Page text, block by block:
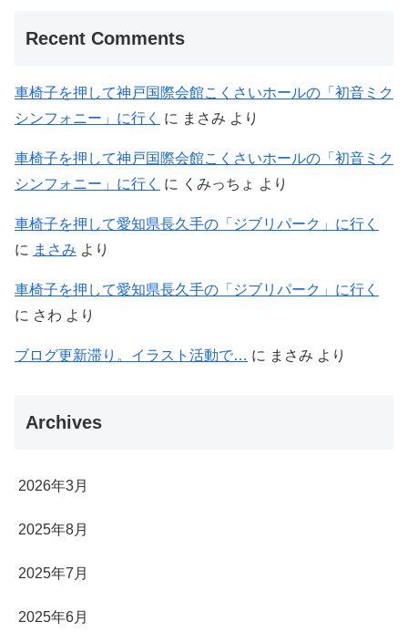
Recent Comments
車椅子を押して神戸国際会館こくさいホールの「初音ミク
シンフォニー」に行く
に まさみ より
車椅子を押して神戸国際会館こくさいホールの「初音ミク
シンフォニー」に行く
に くみっちょ より
車椅子を押して愛知県長久手の「ジブリパーク」に行く
に まさみ より
車椅子を押して愛知県長久手の「ジブリパーク」に行く
に さわ より
ブログ更新滞り。イラスト活動で… に まさみ より
Archives
2026年3月
2025年8月
2025年7月
2025年6月